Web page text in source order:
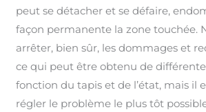
peut se détacher et se défaire,
façon permanente la zone touchée.
arrêter, bien sûr, les dommages et
ce qui peut être obtenu de
fonction du tapis et de l’état, mais il
régler le problème le plus tôt